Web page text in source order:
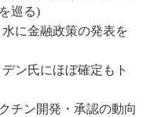
巡る)
水に金融政策の発表を
ン氏にほぼ確定もト
チン開発・承認の動向